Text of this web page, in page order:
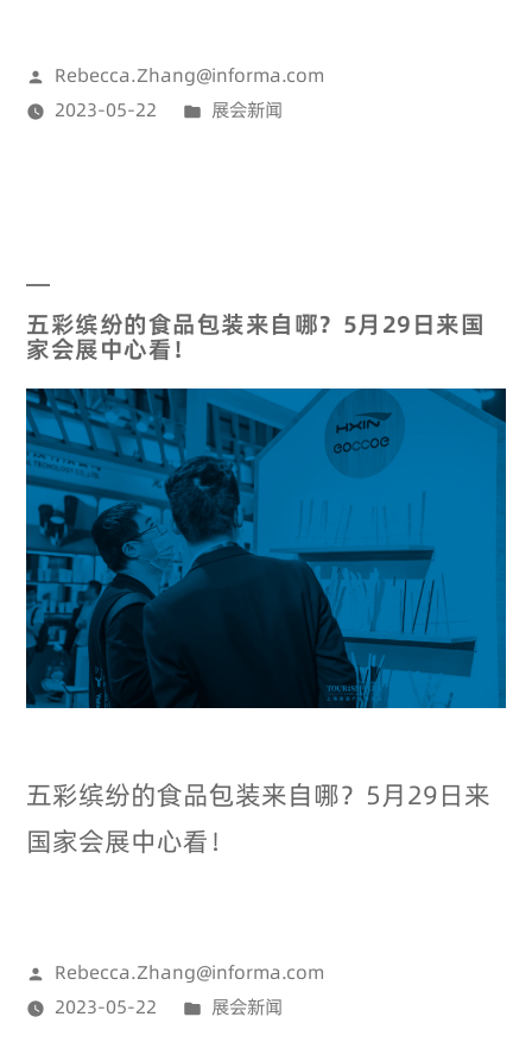
Rebecca.Zhang@informa.com
2023-05-22
展会新闻
五彩缤纷的食品包装来自哪？5月29日来国
家会展中心看！
五彩缤纷的食品包装来自哪？5月29日来
国家会展中心看！
Rebecca.Zhang@informa.com
2023-05-22
展会新闻